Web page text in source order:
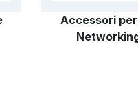
Accessori